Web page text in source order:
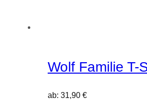
Wolf Familie T-
ab: 31,90 €